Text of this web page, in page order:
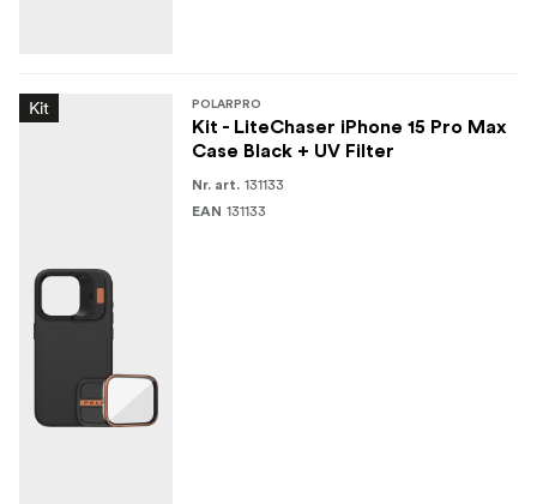
Kit POLARPRO
Kit - LiteChaser iPhone 15 Pro Max
Case Black + UV Filter
Nr. art. 131133
EAN 131133